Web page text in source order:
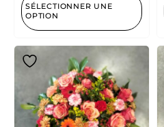
SÉLECTIONNER UNE
OPTION